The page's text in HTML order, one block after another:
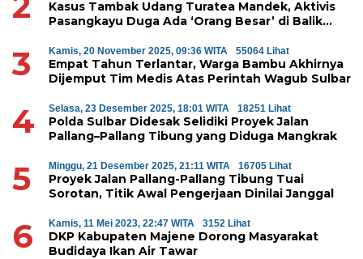
Kasus Tambak Udang Turatea Mandek, Aktivis
Pasangkayu Duga Ada ‘Orang Besar’ di Balik
3 Kamis, 20 November 2025, 09:36 WITA 55064 Lihat
Empat Tahun Terlantar, Warga Bambu Akhirnya
Dijemput Tim Medis Atas Perintah Wagub Sulbar
4 Selasa, 23 Desember 2025, 18:01 WITA 18251 Lihat
Polda Sulbar Didesak Selidiki Proyek Jalan
Pallang–Pallang Tibung yang Diduga Mangkrak
5 Minggu, 21 Desember 2025, 21:11 WITA 16705 Lihat
Proyek Jalan Pallang-Pallang Tibung Tuai
Sorotan, Titik Awal Pengerjaan Dinilai Janggal
6 Kamis, 11 Mei 2023, 22:47 WITA 3152 Lihat
DKP Kabupaten Majene Dorong Masyarakat
Budidaya Ikan Air Tawar